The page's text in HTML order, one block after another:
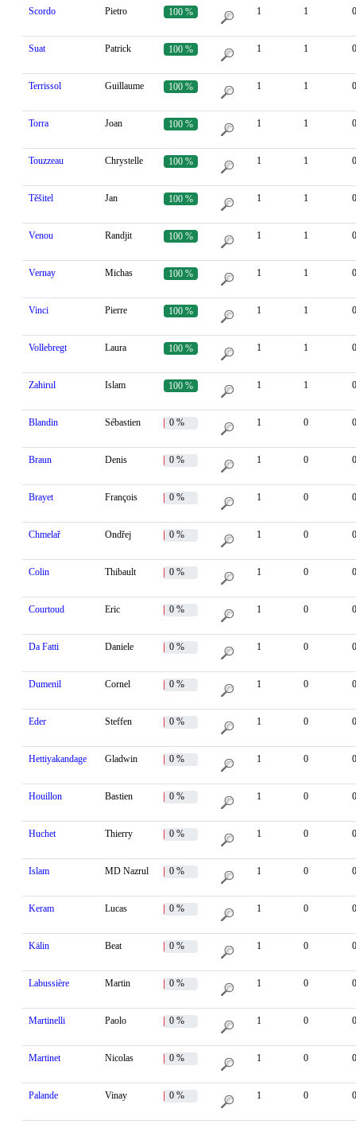
Scordo Pietro 100 % 1 1 0
Suat Patrick 100 % 1 1 0
Terrissol Guillaume 100 % 1 1 0
Torra Joan 100 % 1 1 0
Touzzeau Chrystelle 100 % 1 1 0
Těšitel Jan 100 % 1 1 0
Venou Randjit 100 % 1 1 0
Vernay Michas 100 % 1 1 0
Vinci Pierre 100 % 1 1 0
Vollebregt Laura 100 % 1 1 0
Zahirul Islam 100 % 1 1 0
Blandin Sébastien 0 % 1 0 0
Braun Denis 0 % 1 0 0
Brayet François 0 % 1 0 0
Chmelař Ondřej 0 % 1 0 0
Colin Thibault 0 % 1 0 0
Courtoud Eric 0 % 1 0 0
Da Fatti Daniele 0 % 1 0 0
Dumenil Cornel 0 % 1 0 0
Eder Steffen 0 % 1 0 0
Hettiyakandage Gladwin 0 % 1 0 0
Houillon Bastien 0 % 1 0 0
Huchet Thierry 0 % 1 0 0
Islam MD Nazrul 0 % 1 0 0
Keram Lucas 0 % 1 0 0
Kälin Beat 0 % 1 0 0
Labussière Martin 0 % 1 0 0
Martinelli Paolo 0 % 1 0 0
Martinet Nicolas 0 % 1 0 0
Palande Vinay 0 % 1 0 0